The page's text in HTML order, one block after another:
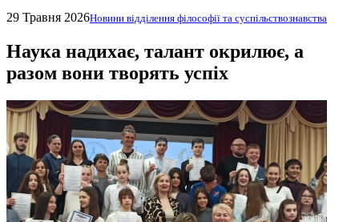
29 Травня 2026Новини відділення філософії та суспільствознавства
Наука надихає, талант окрилює, а
разом вони творять успіх